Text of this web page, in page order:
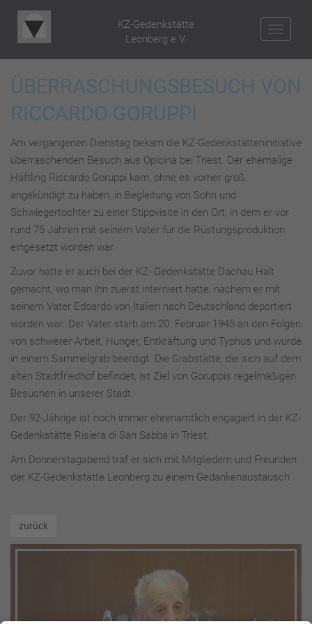
KZ-Gedenkstätte
Leonberg e.V.
ÜBERRASCHUNGSBESUCH VON
RICCARDO GORUPPI
Am vergangenen Dienstag bekam die KZ-Gedenkstätteninitiative
überraschenden Besuch aus Opicina bei Triest. Der ehemalige
Häftling Riccardo Goruppi kam, ohne es vorher groß
angekündigt zu haben, in Begleitung von Sohn und
Schwiegertochter zu einer Stippvisite in den Ort, in dem er vor
rund 75 Jahren mit seinem Vater für die Rüstungsproduktion
eingesetzt worden war.
Zuvor hatte er auch bei der KZ- Gedenkstätte Dachau Halt
gemacht, wo man ihn zuerst interniert hatte, nachem er mit
seinem Vater Edoardo von Italien nach Deutschland deportiert
worden war. Der Vater starb am 20. Februar 1945 an den Folgen
von schwerer Arbeit, Hunger, Entkräftung und Typhus und wurde
in einem Sammelgrab beerdigt. Die Grabstätte, die sich auf dem
alten Stadtfriedhof befindet, ist Ziel von Goruppis regelmäßigen
Besuchen in unserer Stadt.
Der 92-Jährige ist noch immer ehrenamtlich engagiert in der KZ-
Gedenkstätte Risiera di San Sabba in Triest.
Am Donnerstagabend traf er sich mit Mitgliedern und Freunden
der KZ-Gedenkstätte Leonberg zu einem Gedankenaustausch.
zurück